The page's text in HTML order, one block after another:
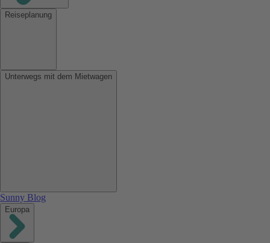
Reiseplanung
Unterwegs mit dem Mietwagen
Sunny Blog
Europa